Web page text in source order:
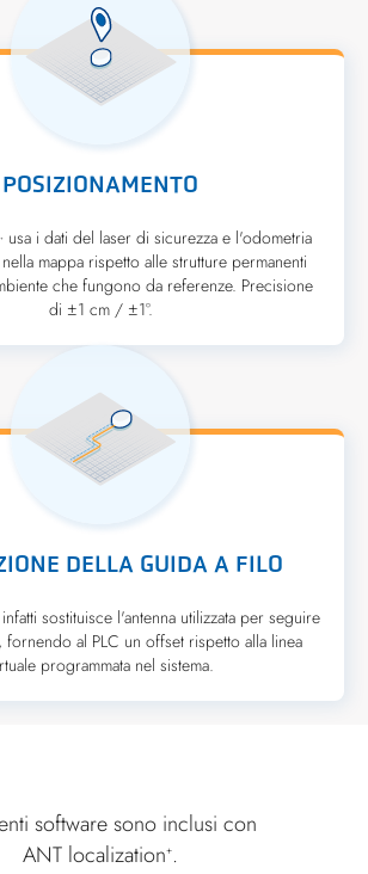
POSIZIONAMENTO
+
usa i dati del laser di sicurezza e l'odometria
mappa rispetto alle strutture permanenti
che fungono da referenze. Precisione
di ±1 cm / ±1°.
DELLA GUIDA A FILO
sostituisce l'antenna utilizzata per seguire
fornendo al PLC un offset rispetto alla linea
programmata nel sistema.
software sono inclusi con
ANT localization+.